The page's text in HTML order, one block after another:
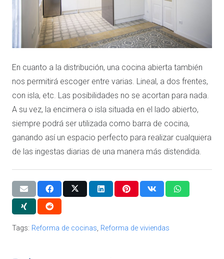
En cuanto a la distribución, una cocina abierta también
nos permitirá escoger entre varias. Lineal, a dos frentes,
con isla, etc. Las posibilidades no se acortan para nada.
A su vez, la encimera o isla situada en el lado abierto,
siempre podrá ser utilizada como barra de cocina,
ganando así un espacio perfecto para realizar cualquiera
de las ingestas diarias de una manera más distendida.
Tags: Reforma de cocinas, Reforma de viviendas